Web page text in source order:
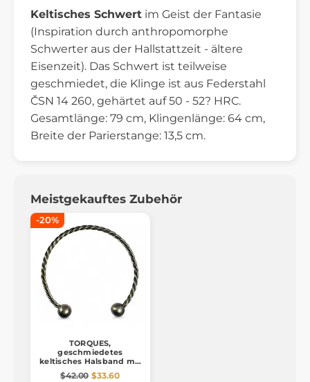
Keltisches Schwert im Geist der Fantasie
(Inspiration durch anthropomorphe
Schwerter aus der Hallstattzeit - ältere
Eisenzeit). Das Schwert ist teilweise
geschmiedet, die Klinge ist aus Federstahl
ČSN 14 260, gehärtet auf 50 - 52? HRC.
Gesamtlänge: 79 cm, Klingenlänge: 64 cm,
Breite der Parierstange: 13,5 cm.
Meistgekauftes Zubehör
-20%
TORQUES,
geschmiedetes
keltisches Halsband mit
Perlen
$42.00 $33.60